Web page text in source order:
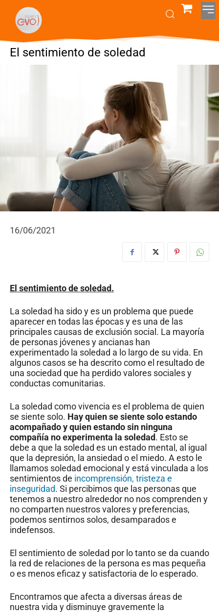
El sentimiento de soledad
16/06/2021
El sentimientode soledad.
La soledad ha sido y es un problema que puede
aparecer en todas las épocas y es una de las
principales causas de exclusión social. La mayoría
de personas jóvenes y ancianas han
experimentado la soledad a lo largo de su vida. En
algunos casos se ha descrito como el resultado de
una sociedad que ha perdido valores sociales y
conductas comunitarias.
La soledad como vivencia es el problema de quien
se siente solo. Hay quien se siente solo estando
acompañado y quien estando sin ninguna
compañía no experimenta la soledad. Esto se
debe a que la soledad es un estado mental, al igual
que la depresión, la ansiedad o el miedo. A esto le
llamamos soledad emocional y está vinculada a los
sentimientos de incomprensión, tristeza e
inseguridad. Si percibimos que las personas que
tenemos a nuestro alrededor no nos comprenden y
no comparten nuestros valores y preferencias,
podemos sentirnos solos, desamparados e
indefensos.
El sentimiento de soledad por lo tanto se da cuando
la red de relaciones de la persona es mas pequeña
o es menos eficaz y satisfactoria de lo esperado.
Encontramos que afecta a diversas áreas de
nuestra vida y disminuye gravemente la